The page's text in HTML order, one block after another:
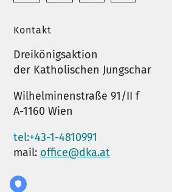
Kontakt
Dreikönigsaktion
der Katholischen Jungschar
Wilhelminenstraße 91/II f
A-1160 Wien
tel:+43-1-4810991
mail: office@dka.at